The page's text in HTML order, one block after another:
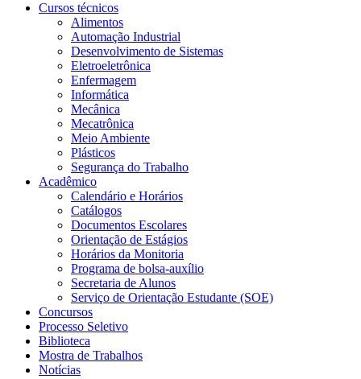
Cursos técnicos
Alimentos
Automação Industrial
Desenvolvimento de Sistemas
Eletroeletrônica
Enfermagem
Informática
Mecânica
Mecatrônica
Meio Ambiente
Plásticos
Segurança do Trabalho
Acadêmico
Calendário e Horários
Catálogos
Documentos Escolares
Orientação de Estágios
Horários da Monitoria
Programa de bolsa-auxílio
Secretaria de Alunos
Serviço de Orientação Estudante (SOE)
Concursos
Processo Seletivo
Biblioteca
Mostra de Trabalhos
Notícias